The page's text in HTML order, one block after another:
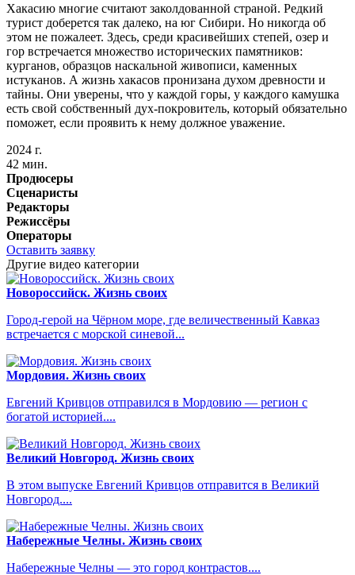
Хакасию многие считают заколдованной страной. Редкий
турист доберется так далеко, на юг Сибири. Но никогда об
этом не пожалеет. Здесь, среди красивейших степей, озер и
гор встречается множество исторических памятников:
курганов, образцов наскальной живописи, каменных
истуканов. А жизнь хакасов пронизана духом древности и
тайны. Они уверены, что у каждой горы, у каждого камушка
есть свой собственный дух-покровитель, который обязательно
поможет, если проявить к нему должное уважение.
2024 г.
42 мин.
Продюсеры
Сценаристы
Редакторы
Режиссёры
Операторы
Оставить заявку
Другие видео категории
Новороссийск. Жизнь своих
Город-герой на Чёрном море, где величественный Кавказ
встречается с морской синевой...
Мордовия. Жизнь своих
Евгений Кривцов отправился в Мордовию — регион с
богатой историей....
Великий Новгород. Жизнь своих
В этом выпуске Евгений Кривцов отправится в Великий
Новгород....
Набережные Челны. Жизнь своих
Набережные Челны — это город контрастов....